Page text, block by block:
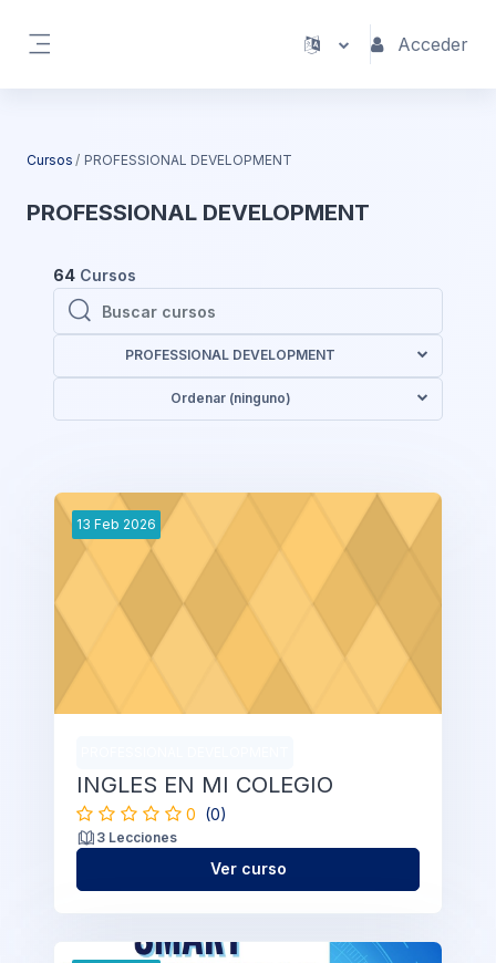
Acceder
Cursos PROFESSIONAL DEVELOPMENT
PROFESSIONAL DEVELOPMENT
64 Cursos
Buscar cursos
Buscar cursos
PROFESSIONAL DEVELOPMENT
Ordenar (ninguno)
13 Feb 2026
INGLES EN MI COLEGIO
0 (0)
3 Lecciones
Ver curso